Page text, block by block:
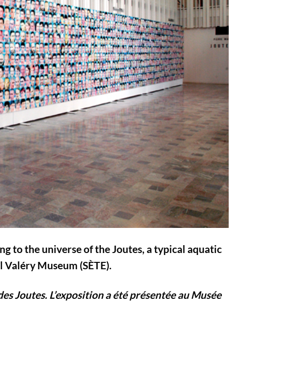
to the universe of the Joutes, a typical aquatic
Museum (SÈTE).
Joutes. L’exposition a été présentée au Musée